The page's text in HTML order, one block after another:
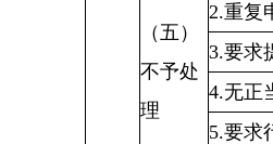
（五）
不予处
理
2.重复
3.要求
4.无正
5.要求